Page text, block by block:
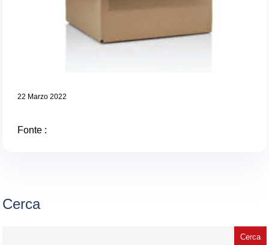
22 Marzo 2022
Fonte :
Cerca